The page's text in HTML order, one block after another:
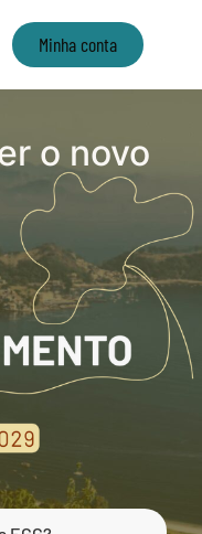
Minha conta
o novo